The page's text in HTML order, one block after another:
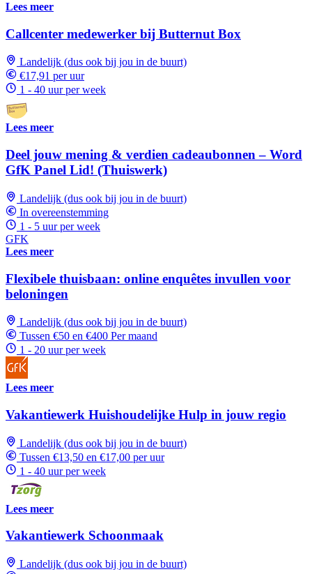
Lees meer
Callcenter medewerker bij Butternut Box
Landelijk (dus ook bij jou in de buurt)
€17,91 per uur
1 - 40 uur per week
Lees meer
Deel jouw mening & verdien cadeaubonnen – Word
GfK Panel Lid! (Thuiswerk)
Landelijk (dus ook bij jou in de buurt)
In overeenstemming
1 - 5 uur per week
GFK
Lees meer
Flexibele thuisbaan: online enquêtes invullen voor
beloningen
Landelijk (dus ook bij jou in de buurt)
Tussen €50 en €400 Per maand
1 - 20 uur per week
Lees meer
Vakantiewerk Huishoudelijke Hulp in jouw regio
Landelijk (dus ook bij jou in de buurt)
Tussen €13,50 en €17,00 per uur
1 - 40 uur per week
Lees meer
Vakantiewerk Schoonmaak
Landelijk (dus ook bij jou in de buurt)